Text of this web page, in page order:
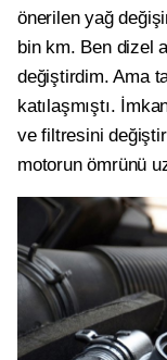
önerilen yağ
bin km. Ben dizel
değiştirdim. Ama
katılaşmıştı.
ve filtresini
motorun ömrünü